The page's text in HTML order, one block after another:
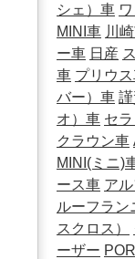
シェ）車
MINI車 川
ー車 日産
車 プリウ
バー）車
オ）車 セ
クラウン車
MINI(ミニ)
ース車 ア
ルーフラン
スクロス）
ーザー